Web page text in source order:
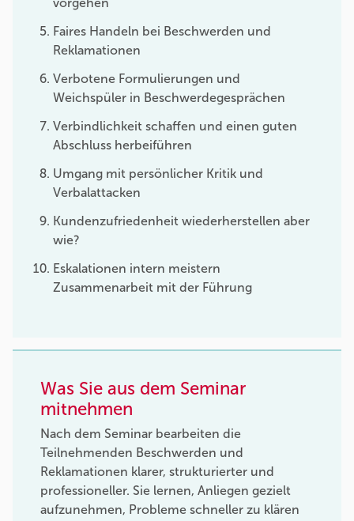
Faires Handeln bei Beschwerden und
Reklamationen
Verbotene Formulierungen und
Weichspüler in Beschwerdegesprächen
Verbindlichkeit schaffen und einen guten
Abschluss herbeiführen
Umgang mit persönlicher Kritik und
Verbalattacken
Kundenzufriedenheit wiederherstellen aber
wie?
Eskalationen intern meistern
Zusammenarbeit mit der Führung
Was Sie aus dem Seminar
mitnehmen
Nach dem Seminar bearbeiten die
Teilnehmenden Beschwerden und
Reklamationen klarer, strukturierter und
professioneller. Sie lernen, Anliegen gezielt
aufzunehmen, Probleme schneller zu klären